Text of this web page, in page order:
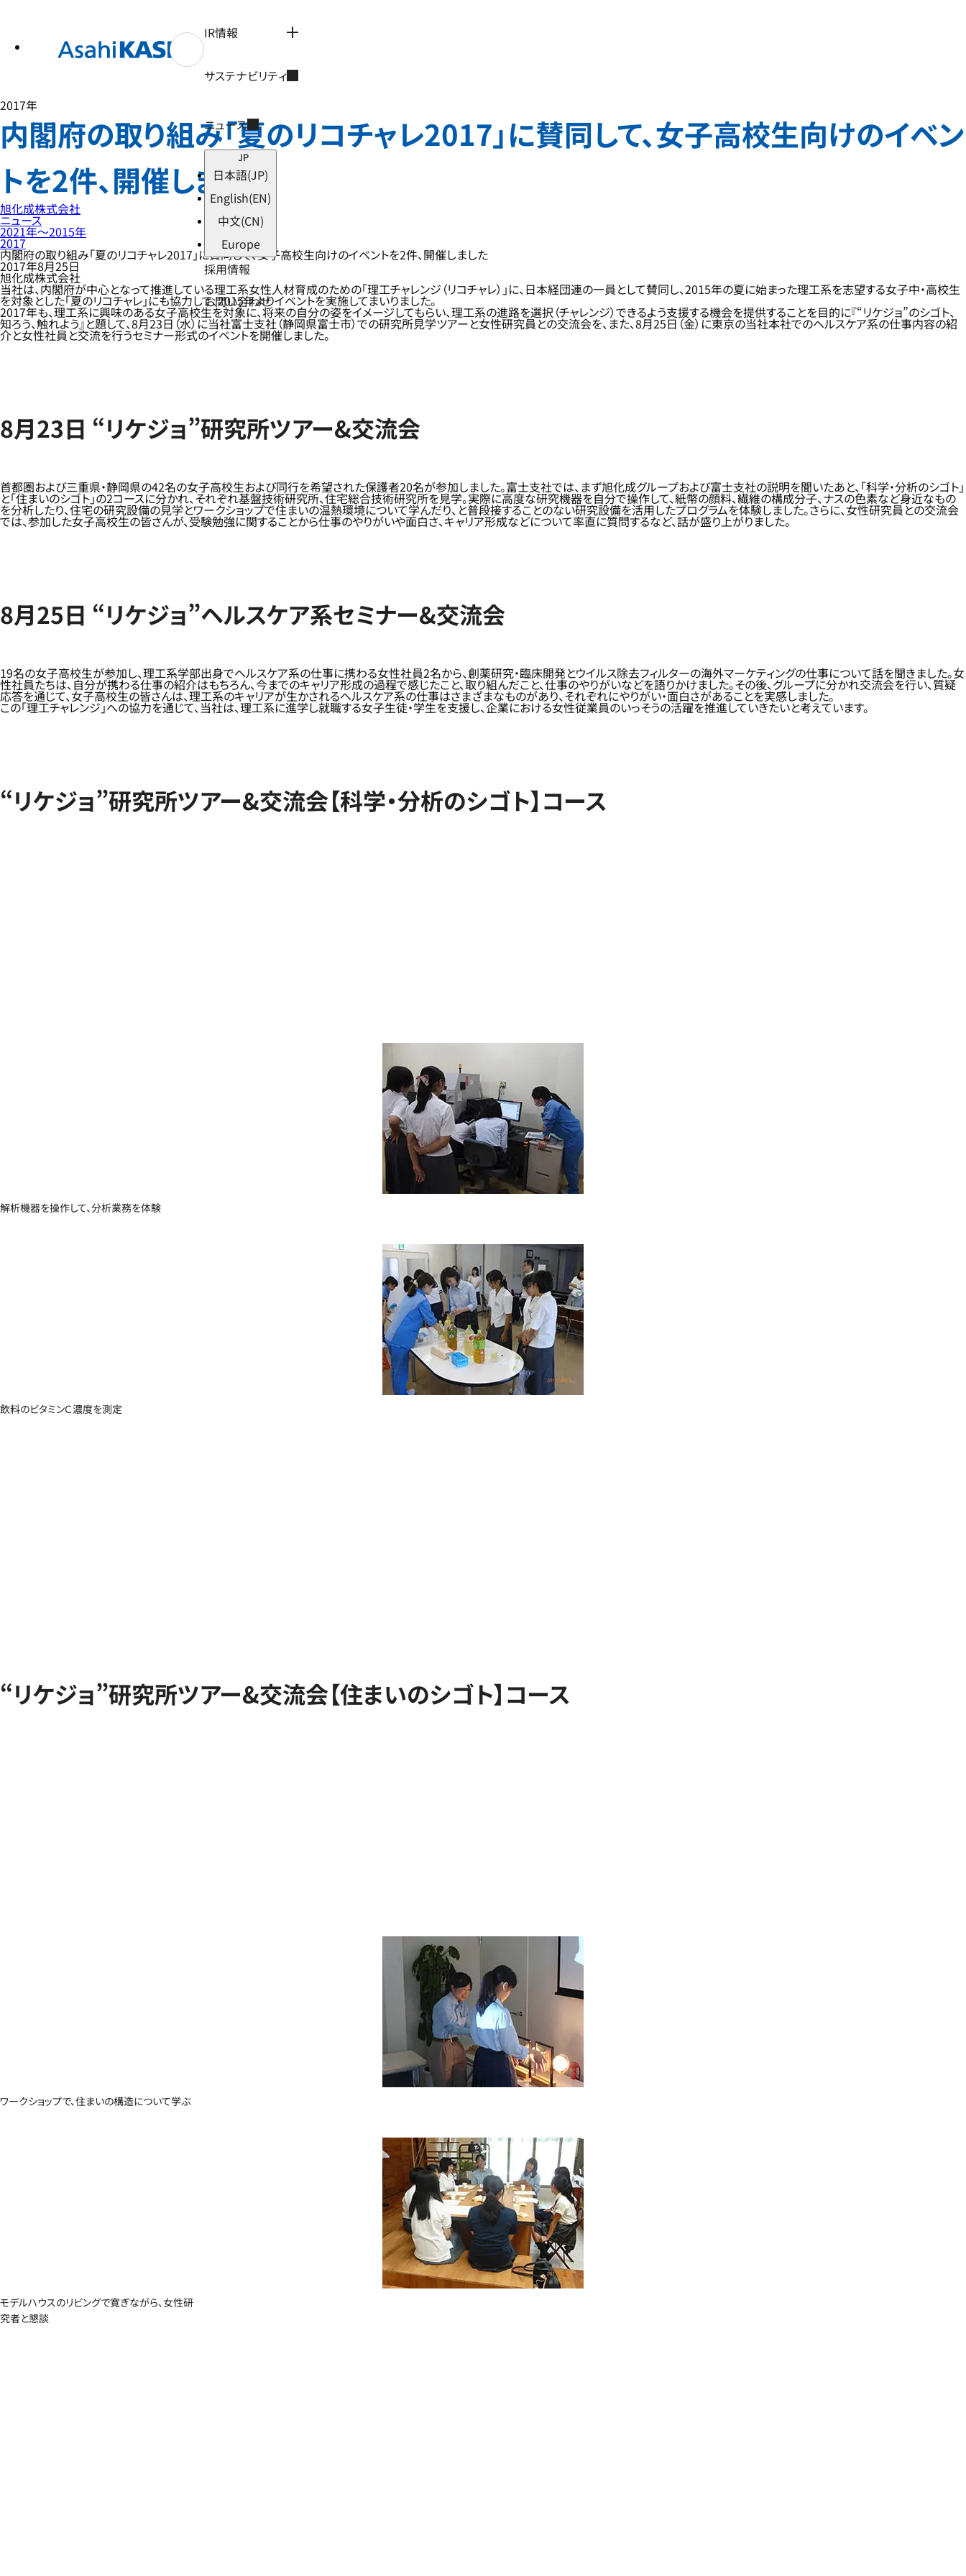
IR情報
サステナビリティ
ニュース
JP
日本語(JP)
English(EN)
中文(CN)
Europe
採用情報
お問い合わせ
2017年
内閣府の取り組み「夏のリコチャレ2017」に賛同して、女子高校生向けのイベン
トを2件、開催しました
旭化成株式会社
ニュース
2021年〜2015年
2017
内閣府の取り組み「夏のリコチャレ2017」に賛同して、女子高校生向けのイベントを2件、開催しました
2017年8月25日
旭化成株式会社
当社は、内閣府が中心となって推進している理工系女性人材育成のための「理工チャレンジ（リコチャレ）」に、日本経団連の一員として賛同し、2015年の夏に始まった理工系を志望する女子中・高校生
を対象とした「夏のリコチャレ」にも協力して、2015年よりイベントを実施してまいりました。
2017年も、理工系に興味のある女子高校生を対象に、将来の自分の姿をイメージしてもらい、理工系の進路を選択（チャレンジ）できるよう支援する機会を提供することを目的に『“リケジョ”のシゴト、
知ろう、触れよう』と題して、8月23日（水）に当社富士支社（静岡県富士市）での研究所見学ツアーと女性研究員との交流会を、また、8月25日（金）に東京の当社本社でのヘルスケア系の仕事内容の紹
介と女性社員と交流を行うセミナー形式のイベントを開催しました。
8月23日 “リケジョ”研究所ツアー&交流会
首都圏および三重県・静岡県の42名の女子高校生および同行を希望された保護者20名が参加しました。富士支社では、まず旭化成グループおよび富士支社の説明を聞いたあと、「科学・分析のシゴト」
と「住まいのシゴト」の2コースに分かれ、それぞれ基盤技術研究所、住宅総合技術研究所を見学。実際に高度な研究機器を自分で操作して、紙幣の顔料、繊維の構成分子、ナスの色素など身近なもの
を分析したり、住宅の研究設備の見学とワークショップで住まいの温熱環境について学んだり、と普段接することのない研究設備を活用したプログラムを体験しました。さらに、女性研究員との交流会
では、参加した女子高校生の皆さんが、受験勉強に関することから仕事のやりがいや面白さ、キャリア形成などについて率直に質問するなど、話が盛り上がりました。
8月25日 “リケジョ”ヘルスケア系セミナー&交流会
19名の女子高校生が参加し、理工系学部出身でヘルスケア系の仕事に携わる女性社員2名から、創薬研究・臨床開発とウイルス除去フィルターの海外マーケティングの仕事について話を聞きました。女
性社員たちは、自分が携わる仕事の紹介はもちろん、今までのキャリア形成の過程で感じたこと、取り組んだこと、仕事のやりがいなどを語りかけました。その後、グループに分かれ交流会を行い、質疑
応答を通じて、女子高校生の皆さんは、理工系のキャリアが生かされるヘルスケア系の仕事はさまざまなものがあり、それぞれにやりがい・面白さがあることを実感しました。
この「理工チャレンジ」への協力を通じて、当社は、理工系に進学し就職する女子生徒・学生を支援し、企業における女性従業員のいっそうの活躍を推進していきたいと考えています。
“リケジョ”研究所ツアー&交流会【科学・分析のシゴト】コース
解析機器を操作して、分析業務を体験
飲料のビタミンＣ濃度を測定
“リケジョ”研究所ツアー&交流会【住まいのシゴト】コース
ワークショップで、住まいの構造について学ぶ
モデルハウスのリビングで寛ぎながら、女性研
究者と懇談